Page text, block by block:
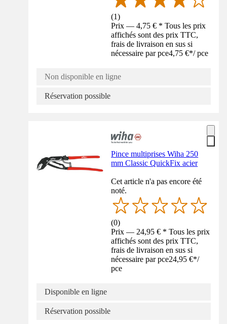
(1)
Prix — 4,75 € * Tous les prix
affichés sont des prix TTC,
frais de livraison en sus si
nécessaire par pce4,75 €*/ pce
Non disponible en ligne
Réservation possible
Pince multiprises Wiha 250
mm Classic QuickFix acier
Cet article n'a pas encore été
noté.
(0)
Prix — 24,95 € * Tous les prix
affichés sont des prix TTC,
frais de livraison en sus si
nécessaire par pce24,95 €*/
pce
Disponible en ligne
Réservation possible